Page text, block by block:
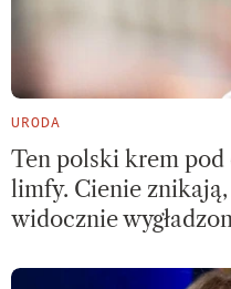
URODA
Ten polski krem pod
limfy. Cienie znikają,
widocznie